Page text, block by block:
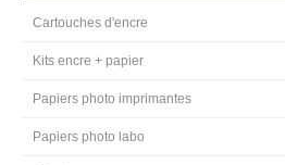
Cartouches d'encre
Kits encre + papier
Papiers photo imprimantes
Papiers photo labo